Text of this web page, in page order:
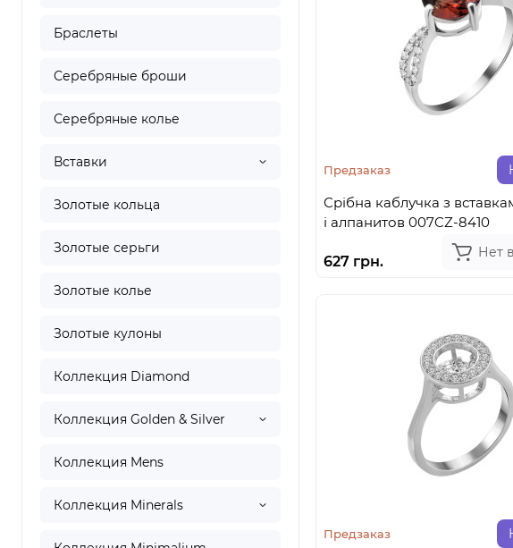
Браслеты
Серебряные броши
Серебряные колье
Вставки
Золотые кольца
Золотые серьги
Золотые колье
Золотые кулоны
Коллекция Diamond
Коллекция Golden & Silver
Коллекция Mens
Коллекция Minerals
Предзаказ
Срібна каблучка з
і алпанитов 007CZ-8410
627 грн.
Нет
Предзаказ